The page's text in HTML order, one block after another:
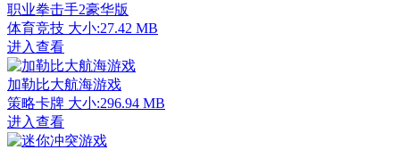
职业拳击手2豪华版
体育竞技 大小:27.42 MB
进入查看
加勒比大航海游戏
策略卡牌 大小:296.94 MB
进入查看